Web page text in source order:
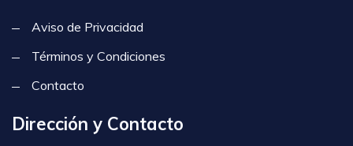
Aviso de Privacidad
Términos y Condiciones
Contacto
Dirección y Contacto